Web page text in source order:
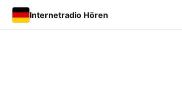
Internetradio Hören